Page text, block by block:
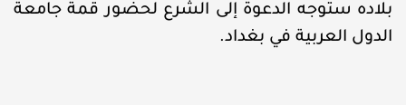
بلاده ستوجه الدعوة إلى الشرع لحضور قمة جامعة
الدول العربية في بغداد.